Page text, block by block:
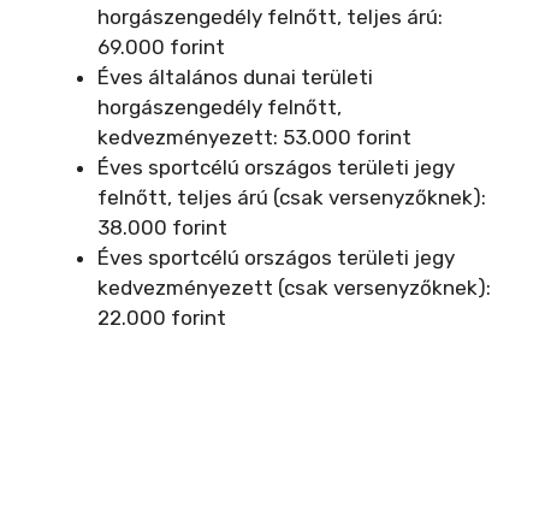
horgászengedély felnőtt, teljes árú:
69.000 forint
Éves általános dunai területi
horgászengedély felnőtt,
kedvezményezett: 53.000 forint
Éves sportcélú országos területi jegy
felnőtt, teljes árú (csak versenyzőknek):
38.000 forint
Éves sportcélú országos területi jegy
kedvezményezett (csak versenyzőknek):
22.000 forint